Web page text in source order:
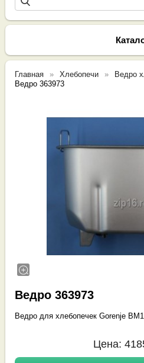
Главная Хлебопечи Ведро
Ведро 363973
Ведро 363973
Ведро для хлебопечек Gorenje
Цена: